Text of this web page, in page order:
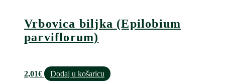
Vrbovica biljka (Epilobium
parviflorum)
2,01€ Dodaj u košaricu